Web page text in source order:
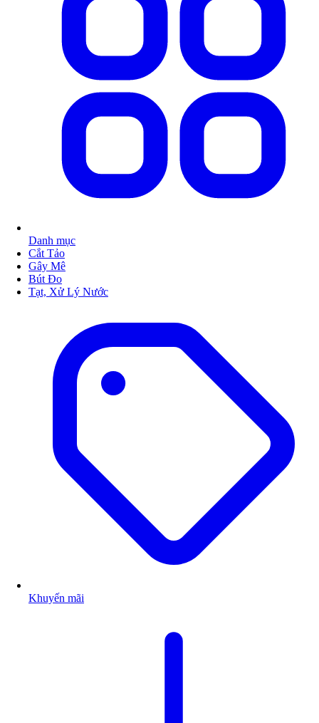
Danh mục
Cắt Tảo
Gây Mê
Bút Đo
Tạt, Xử Lý Nước
Khuyến mãi